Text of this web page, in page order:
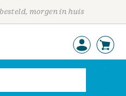
morgen in huis